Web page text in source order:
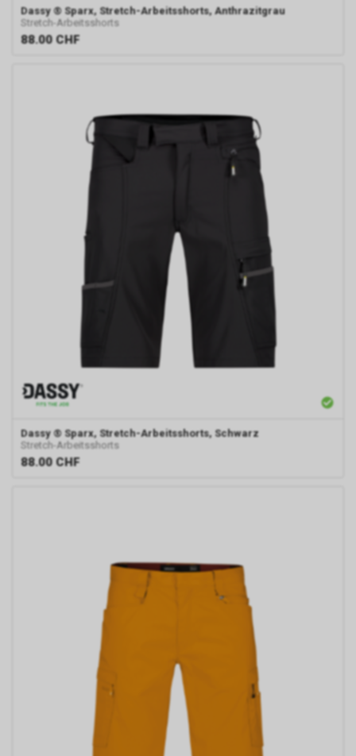
Dassy ® Sparx, Stretch-Arbeitsshorts, Anthrazitgrau
Stretch-Arbeitsshorts
88.00 CHF
Dassy ® Sparx, Stretch-Arbeitsshorts, Schwarz
Stretch-Arbeitsshorts
88.00 CHF